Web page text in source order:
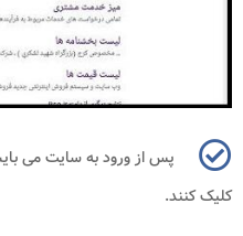
پس از ورود به سایت می
کلیک کنند.